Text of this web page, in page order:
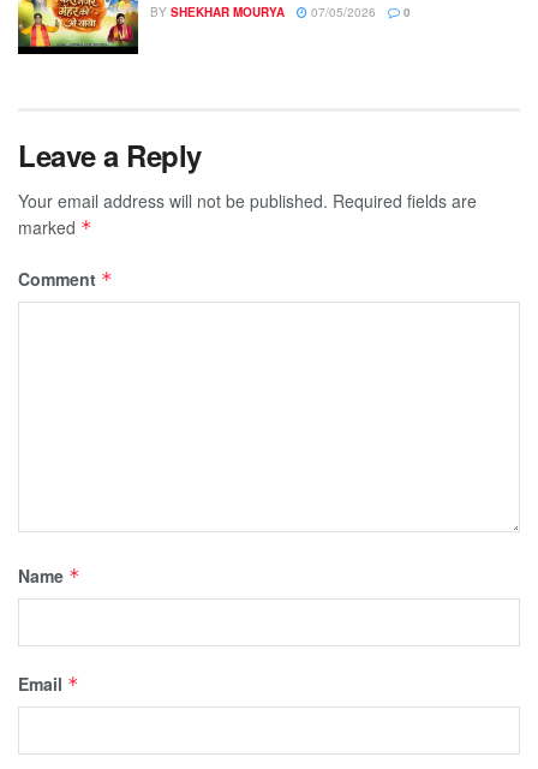
BY SHEKHAR MOURYA 07/05/2026 0
Leave a Reply
Your email address will not be published. Required fields are
marked *
Comment *
Name *
Email *